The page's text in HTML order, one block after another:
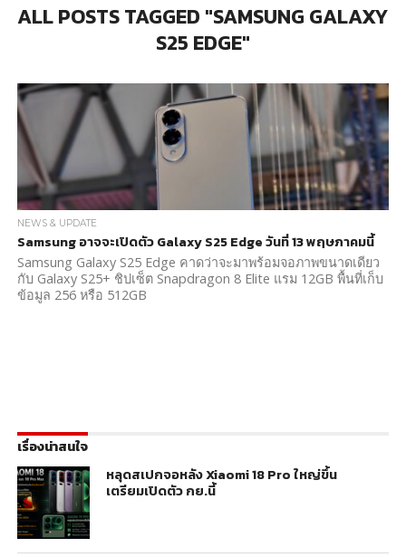
ALL POSTS TAGGED "SAMSUNG GALAXY
S25 EDGE"
NEWS & UPDATE
Samsung อาจจะเปิดตัว Galaxy S25 Edge วันที่ 13 พฤษภาคมนี้
Samsung Galaxy S25 Edge คาดว่าจะมาพร้อมจอภาพขนาดเดียว
กับ Galaxy S25+ ชิปเซ็ต Snapdragon 8 Elite แรม 12GB พื้นที่เก็บ
ข้อมูล 256 หรือ 512GB
เรื่องน่าสนใจ
หลุดสเปกจอหลัง Xiaomi 18 Pro ใหญ่ขึ้น
เตรียมเปิดตัว กย.นี้